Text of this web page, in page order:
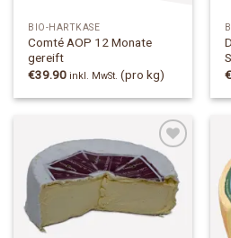
BIO-HARTKÄSE
Comté AOP 12 Monate
gereift
€39.90 inkl. MwSt. (pro kg)
Add to
Wishlist